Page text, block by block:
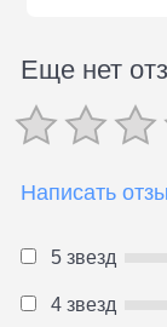
Еще нет
Написать
5 звезд
4 звезд